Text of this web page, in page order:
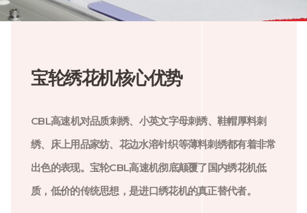
宝轮绣花机核心优势
CBL高速机对品质刺绣、小英文字母刺绣、鞋帽厚料刺
绣、床上用品家纺、花边水溶针织等薄料刺绣都有着非常
出色的表现。宝轮CBL高速机彻底颠覆了国内绣花机低
质，低价的传统思想，是进口绣花机的真正替代者。